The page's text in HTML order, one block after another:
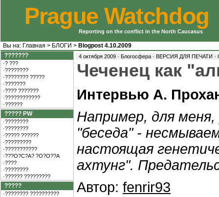
Prague Watchdog
Reporting on the conflict in the North Caucasus
Вы на: Главная > БЛОГИ > Blogpost 4.10.2009
???????
·? ???
·????????
·???????? ?????
·???????
·???? ???????
·????????????
·??????
????? PW
·????????
·????????
·????? ??????
·?????????
·???????????
·???O?C?A? ?O?O??A
·????
·????????
·?????? ?????????
?????
·???????? ??????????
4 октября 2009 · Блогосфера · ВЕРСИЯ ДЛЯ ПЕЧАТИ ·
Чеченец как
Интервью А.
Например, для
"беседа" -
настоящая
ахтунг".
Автор: fenrir93